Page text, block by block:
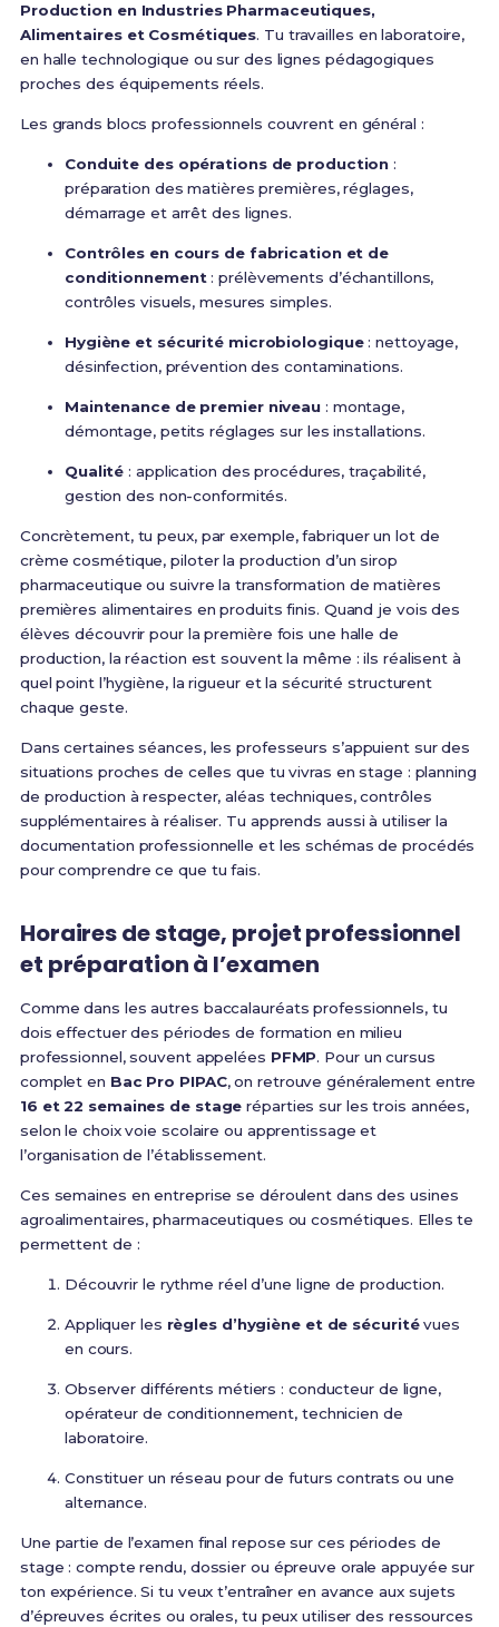
Production en Industries Pharmaceutiques,
Alimentaires et Cosmétiques. Tu travailles en laboratoire,
en halle technologique ou sur des lignes pédagogiques
proches des équipements réels.
Les grands blocs professionnels couvrent en général :
Conduite des opérations de production :
préparation des matières premières, réglages,
démarrage et arrêt des lignes.
Contrôles en cours de fabrication et de
conditionnement: prélèvements d’échantillons,
contrôles visuels, mesures simples.
Hygiène et sécurité microbiologique: nettoyage,
désinfection, prévention des contaminations.
Maintenance de premier niveau : montage,
démontage, petits réglages sur les installations.
Qualité : application des procédures, traçabilité,
gestion des non-conformités.
Concrètement, tu peux, par exemple, fabriquer un lot de
crème cosmétique, piloter la production d’un sirop
pharmaceutique ou suivre la transformation de matières
premières alimentaires en produits finis. Quand je vois des
élèves découvrir pour la première fois une halle de
production, la réaction est souvent la même : ils réalisent à
quel point l’hygiène, la rigueur et la sécurité structurent
chaque geste.
Dans certaines séances, les professeurs s’appuient sur des
situations proches de celles que tu vivras en stage : planning
de production à respecter, aléas techniques, contrôles
supplémentaires à réaliser. Tu apprends aussi à utiliser la
documentation professionnelle et les schémas de procédés
pour comprendre ce que tu fais.
Horaires de stage, projet professionnel
et préparation à l’examen
Comme dans les autres baccalauréats professionnels, tu
dois effectuer des périodes de formation en milieu
professionnel, souvent appelées PFMP. Pour un cursus
complet en Bac Pro PIPAC, on retrouve généralement entre
16 et 22 semaines de stage réparties sur les trois années,
selon le choix voie scolaire ou apprentissage et
l’organisation de l’établissement.
Ces semaines en entreprise se déroulent dans des usines
agroalimentaires, pharmaceutiques ou cosmétiques. Elles te
permettent de :
Découvrir le rythme réel d’une ligne de production.
Appliquer les règles d’hygiène et de sécuritévues
en cours.
Observer différents métiers : conducteur de ligne,
opérateur de conditionnement, technicien de
laboratoire.
Constituer un réseau pour de futurs contrats ou une
alternance.
Une partie de l’examen final repose sur ces périodes de
stage : compte rendu, dossier ou épreuve orale appuyée sur
ton expérience. Si tu veux t’entraîner en avance aux sujets
d’épreuves écrites ou orales, tu peux utiliser des ressources